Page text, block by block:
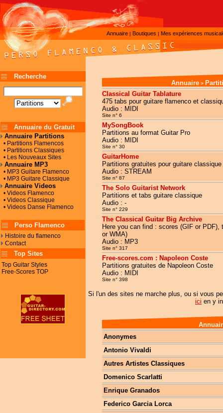
Annuaire | Boutiques | Mes expériences
Recherche
Annuaire du Gratuit
Annuaire Partitions
• Partitions Flamencos
• Partitions Classiques
• Les Nouveaux Sites
Annuaire MP3
• MP3 Guitare Flamenco
• MP3 Guitare Classique
Annuaire Videos
• Videos Flamenco
• Videos Classique
• Videos Danse Flamenco
Perso Flamenco
Histoire du flamenco
Contact
Top Sites
Top Guitar Styles
Free-Scores TOP
Annuaire>
Classical Guitar Tablature
475 tabs pour guitare flamenco et
Audio : MIDI
Site n° 6
MySongBook
Partitions au format Guitar Pro
Audio : MIDI
Site n° 30
GuitarHome
Partitions gratuites pour guitare
Audio : STREAM
Site n° 87
The Solo Guitarist Network
Partitions et tabs guitare classique
Audio : -
Site n° 229
The Classical Guitar Big Archive
Here you can find : scores (GIF or
or WMA)
Audio : MP3
Site n° 317
Free-scores.com : Napoleon Coste
Partitions gratuites de Napoleon Coste
Audio : MIDI
Site n° 398
Si l'un des sites ne marche plus, ou si vous
ici en y
Anonymes
Antonio Vivaldi
Autres Artistes Classiques
Domenico Scarlatti
Enrique Granados
Federico Garcia Lorca